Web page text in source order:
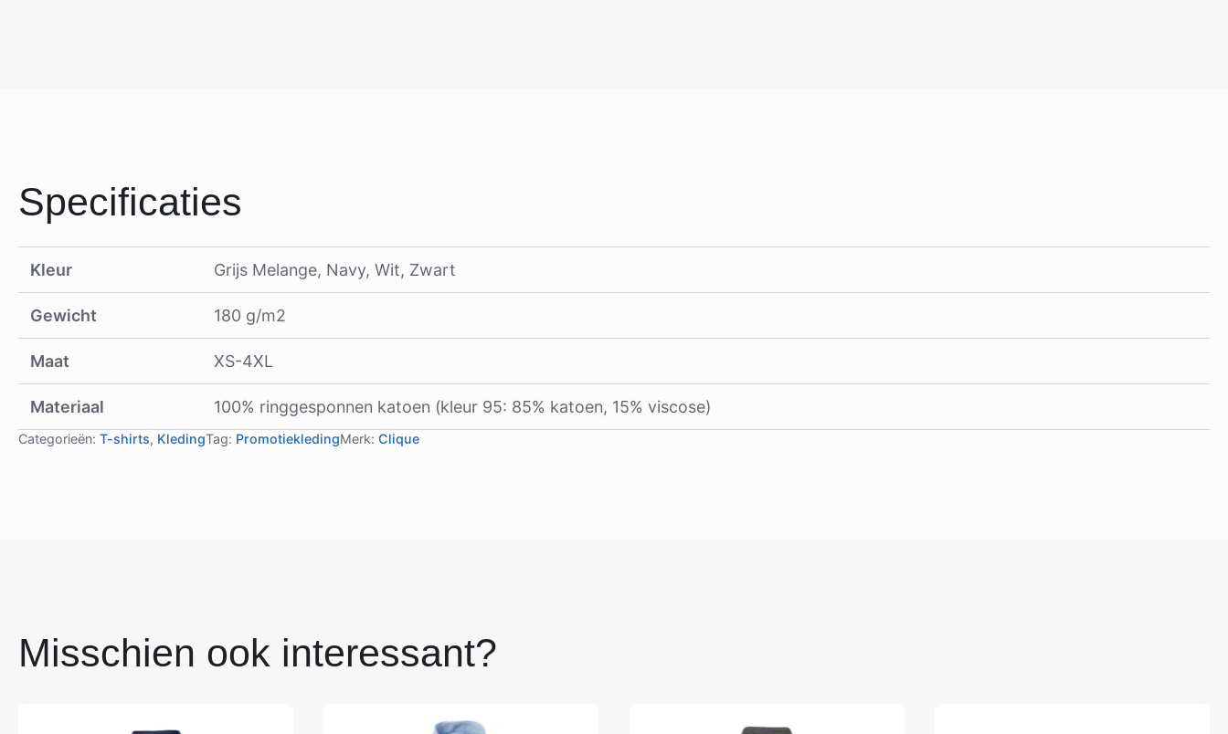
Specificaties
Kleur Grijs Melange, Navy, Wit, Zwart
Gewicht 180 g/m2
Maat XS-4XL
Materiaal 100% ringgesponnen katoen (kleur 95: 85% katoen, 15% viscose)
Categorieën: T-shirts, KledingTag: PromotiekledingMerk: Clique
Misschien ook interessant?